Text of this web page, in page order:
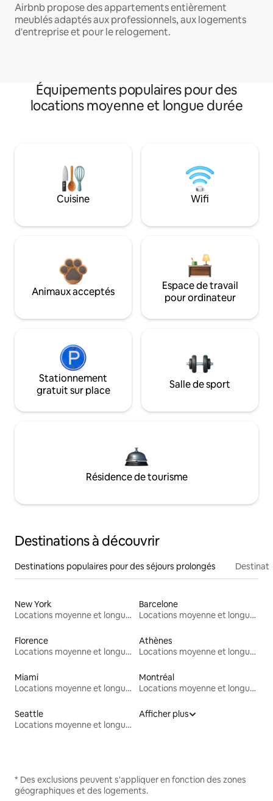
Airbnb propose des appartements entièrement
meublés adaptés aux professionnels, aux logements
d'entreprise et pour le relogement.
Équipements populaires pour des
locations moyenne et longue durée
Cuisine Wifi
Animaux acceptés
Espace de travail
pour ordinateur
Stationnement
gratuit sur place
Salle de sport
Résidence de tourisme
Destinations à découvrir
Destinations populaires pour des séjours prolongés
New York
Locations moyenne et longue durée
Barcelone
Locations moyenne et longue durée
Florence
Locations moyenne et longue durée
Athènes
Locations moyenne et longue durée
Miami
Locations moyenne et longue durée
Montréal
Locations moyenne et longue durée
Seattle
Locations moyenne et longue durée
Afficher plus
* Des exclusions peuvent s'appliquer en fonction des zones
géographiques et des logements.